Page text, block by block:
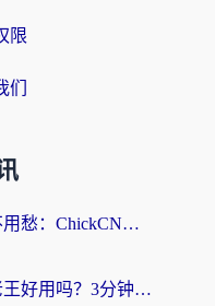
限
们
海外党选回国加速器不用愁：ChickCN和洞见哪个好？一篇搞定所有疑问
海外党必看：迅游和老王好用吗？3分钟选对加速国内网络的加速器